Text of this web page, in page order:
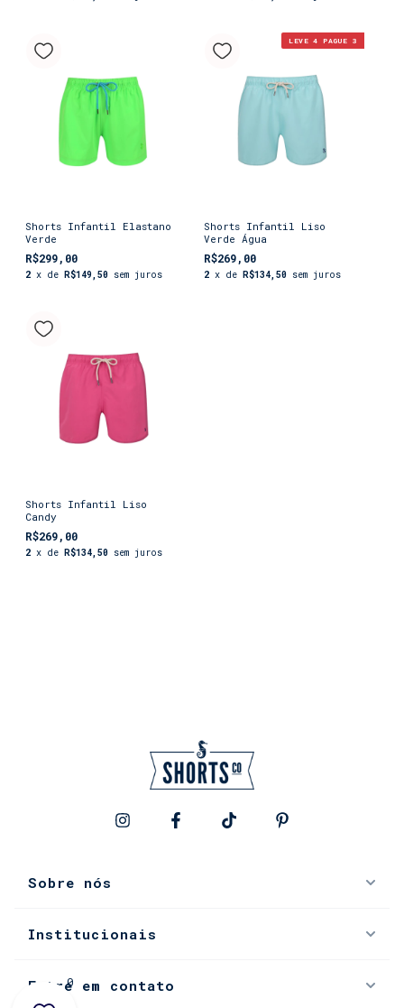
Shorts Infantil Elastano
Verde
R$299,00
2 x de R$149,50 sem juros
LEVE 4 PAGUE 3
Shorts Infantil Liso
Verde Água
R$269,00
2 x de R$134,50 sem juros
Shorts Infantil Liso
Candy
R$269,00
2 x de R$134,50 sem juros
Sobre nós
Institucionais
Entre em contato
0